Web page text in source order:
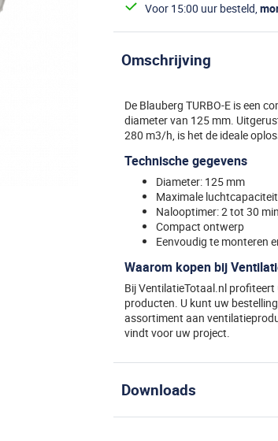
Voor 15:00 uur besteld,
Omschrijving
De Blauberg TURBO-E is een
diameter van 125 mm.
280 m3/h, is het de ideale
Technische gegevens
Diameter: 125 mm
Maximale
Nalooptimer: 2 tot 30
Compact ontwerp
Eenvoudig te monteren
Waarom kopen bij
Bij VentilatieTotaal.nl profiteert
producten. U kunt uw
assortiment aan
vindt voor uw project.
Algemeen
Downloads